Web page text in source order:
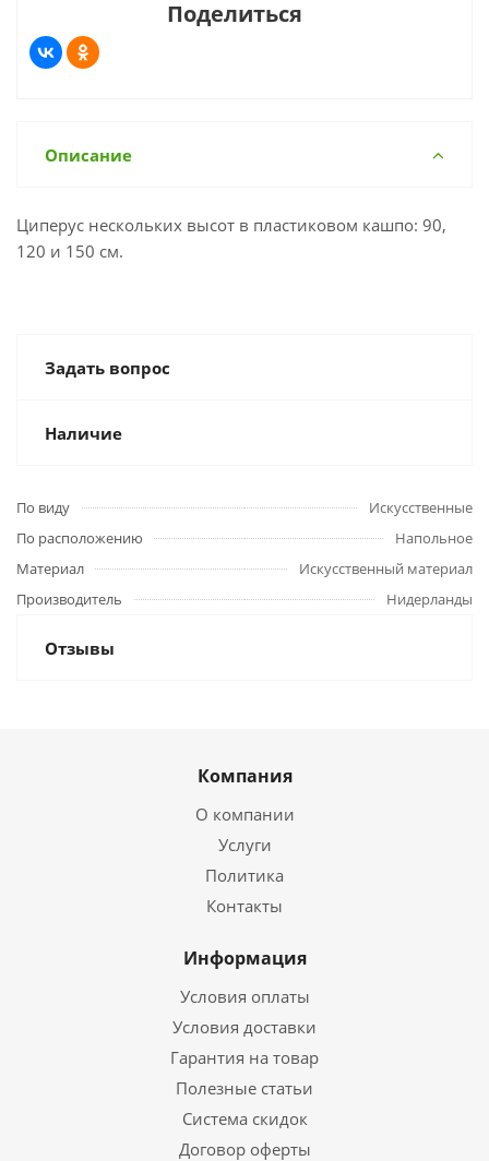
Поделиться
Описание
Циперус нескольких высот в пластиковом кашпо: 90,
120 и 150 см.
Задать вопрос
Наличие
По виду
Искусственные
По расположению
Напольное
Материал
Искусственный материал
Производитель
Нидерланды
Отзывы
Компания
О компании
Услуги
Политика
Контакты
Информация
Условия оплаты
Условия доставки
Гарантия на товар
Полезные статьи
Система скидок
Договор оферты